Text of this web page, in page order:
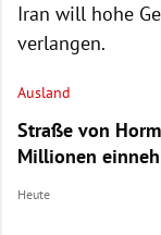
Iran will hohe
verlangen.
Ausland
Straße von
Millionen
Heute